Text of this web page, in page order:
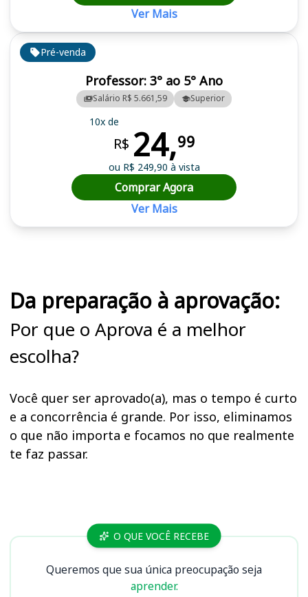
Pré-venda
Professor: 3° ao 5° Ano
Salário R$ 5.661,59 Superior
10x de
R$ 24,99
ou R$ 249,90 à vista
Comprar Agora
Ver Mais
Ver Mais
Da preparação à aprovação:
Por que o Aprova é a melhor
escolha?
Você quer ser aprovado(a), mas o tempo é curto
e a concorrência é grande. Por isso, eliminamos
o que não importa e focamos no que realmente
te faz passar.
Cursos O QUE VOCÊ RECEBE
Queremos que sua única preocupação seja
aprender.